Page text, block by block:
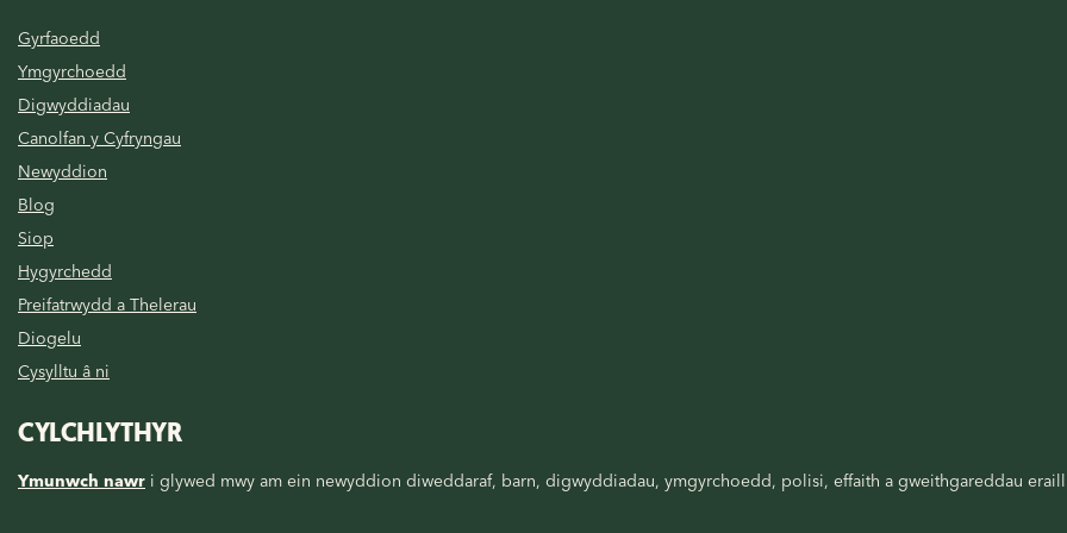
Gyrfaoedd
Ymgyrchoedd
Digwyddiadau
Canolfan y Cyfryngau
Newyddion
Blog
Siop
Hygyrchedd
Preifatrwydd a Thelerau
Diogelu
Cysylltu â ni
CYLCHLYTHYR
Ymunwch nawr i glywed mwy am ein newyddion diweddaraf, barn, digwyddiadau, ymgyrchoedd, polisi, effaith a gweithgareddau